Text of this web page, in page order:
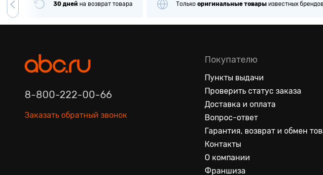
30 дней на возврат товара Только оригинальные товары известных брендов
8-800-222-00-66
Заказать обратный звонок
Покупателю
Пункты выдачи
Проверить статус заказа
Доставка и оплата
Вопрос-ответ
Гарантия, возврат и обмен
Контакты
О компании
Франшиза